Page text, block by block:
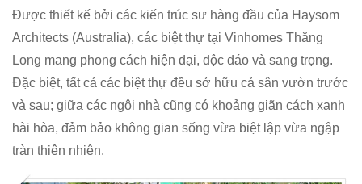
Được thiết kế bởi các kiến trúc sư hàng đầu của Haysom
Architects (Australia), các biệt thự tại Vinhomes Thăng
Long mang phong cách hiện đại, độc đáo và sang trọng.
Đặc biệt, tất cả các biệt thự đều sở hữu cả sân vườn trước
và sau; giữa các ngôi nhà cũng có khoảng giãn cách xanh
hài hòa, đảm bảo không gian sống vừa biệt lập vừa ngập
tràn thiên nhiên.